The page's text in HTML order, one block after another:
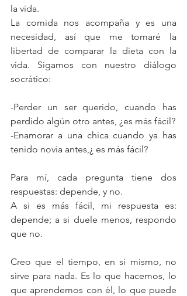
la vida.
La comida nos acompaña y es una
necesidad, así que me tomaré la
libertad de comparar la dieta con la
vida. Sigamos con nuestro diálogo
socrático:
-Perder un ser querido, cuando has
perdido algún otro antes, ¿es más fácil?
-Enamorar a una chica cuando ya has
tenido novia antes,¿ es más fácil?
Para mí, cada pregunta tiene dos
respuestas: depende, y no.
A si es más fácil, mi respuesta es:
depende; a si duele menos, respondo
que no.
Creo que el tiempo, en si mismo, no
sirve para nada. Es lo que hacemos, lo
que aprendemos con él, lo que puede